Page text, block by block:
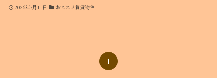
2026年7月11日 おススメ賃貸物件
1